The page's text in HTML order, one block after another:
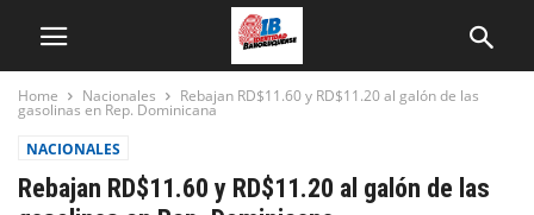
Home Nacionales Rebajan RD$11.60 y RD$11.20 al galón de las
gasolinas en Rep. Dominicana
NACIONALES
Rebajan RD$11.60 y RD$11.20 al galón de las